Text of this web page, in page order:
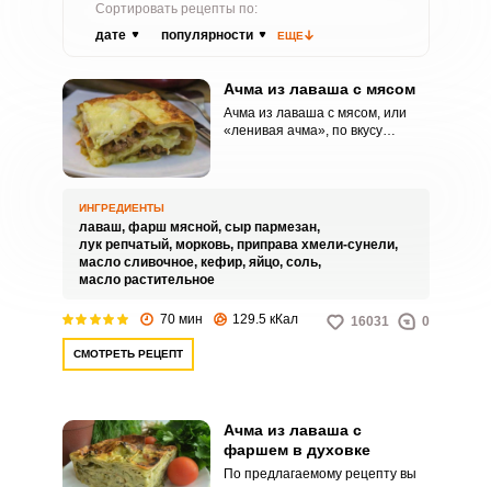
Сортировать рецепты по:
дате
популярности ЕЩЕ
Ачма из лаваша с мясом
Ачма из лаваша с мясом, или
«ленивая ачма», по вкусу
ИНГРЕДИЕНТЫ
лаваш, фарш мясной, сыр пармезан,
лук репчатый, морковь, приправа хмели-сунели,
масло сливочное, кефир, яйцо, соль,
масло растительное
70 мин 129.5 кКал 16031 0
СМОТРЕТЬ РЕЦЕПТ
Ачма из лаваша с
фаршем в духовке
По предлагаемому рецепту вы